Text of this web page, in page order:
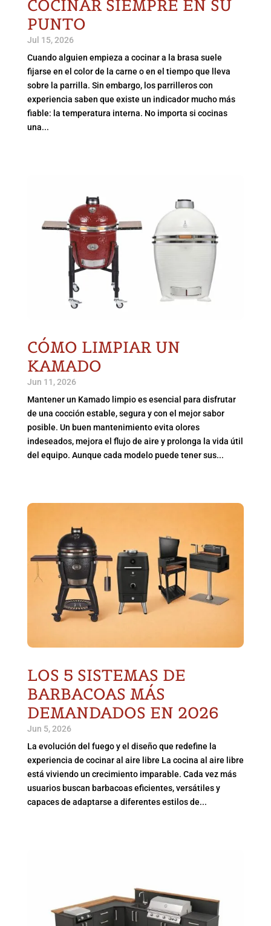
COCINAR SIEMPRE EN SU
PUNTO
Jul 15, 2026
Cuando alguien empieza a cocinar a la brasa suele
fijarse en el color de la carne o en el tiempo que lleva
sobre la parrilla. Sin embargo, los parrilleros con
experiencia saben que existe un indicador mucho más
fiable: la temperatura interna. No importa si cocinas
una...
CÓMO LIMPIAR UN
KAMADO
Jun 11, 2026
Mantener un Kamado limpio es esencial para disfrutar
de una cocción estable, segura y con el mejor sabor
posible. Un buen mantenimiento evita olores
indeseados, mejora el flujo de aire y prolonga la vida útil
del equipo. Aunque cada modelo puede tener sus...
LOS 5 SISTEMAS DE
BARBACOAS MÁS
DEMANDADOS EN 2026
Jun 5, 2026
La evolución del fuego y el diseño que redefine la
experiencia de cocinar al aire libre La cocina al aire libre
está viviendo un crecimiento imparable. Cada vez más
usuarios buscan barbacoas eficientes, versátiles y
capaces de adaptarse a diferentes estilos de...